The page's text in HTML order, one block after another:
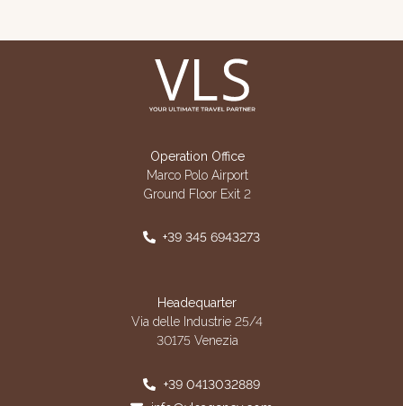
Operation Office
Marco Polo Airport
Ground Floor Exit 2
+39 345 6943273
Headequarter
Via delle Industrie 25/4
30175 Venezia
+39 0413032889